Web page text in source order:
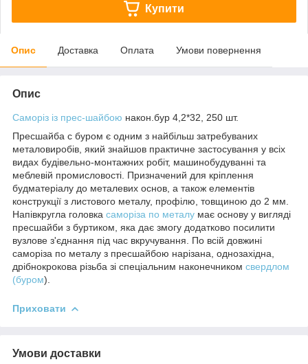
Купити
Опис Доставка Оплата Умови повернення
Опис
Саморіз із прес-шайбою након.бур 4,2*32, 250 шт.
Пресшайба c буром є одним з найбільш затребуваних
металовиробів, який знайшов практичне застосування у всіх
видах будівельно-монтажних робіт, машинобудуванні та
меблевій промисловості. Призначений для кріплення
будматеріалу до металевих основ, а також елементів
конструкції з листового металу, профілю, товщиною до 2 мм.
Напівкругла головка саморіза по металу має основу у вигляді
пресшайби з буртиком, яка дає змогу додатково посилити
вузлове з'єднання під час вкручування. По всій довжині
саморіза по металу з пресшайбою нарізана, однозахідна,
дрібнокрокова різьба зі спеціальним наконечником свердлом
(буром).
Приховати
Умови доставки